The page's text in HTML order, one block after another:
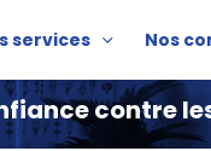
services Nos
contre